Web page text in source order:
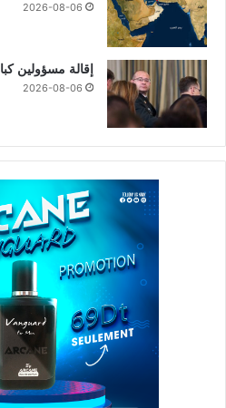
2026-08-06
إقالة مسؤولين
2026-08-06